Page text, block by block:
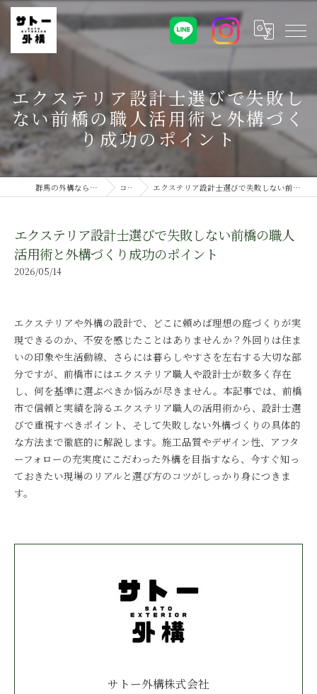
エクステリア設計士選びで失敗し
ない前橋の職人活用術と外構づく
り成功のポイント
群馬の外構ならサトー外構株式会社 コラム エクステリア設計士選びで失敗しない前橋の職人活用術と外構づくり成功のポイント
エクステリア設計士選びで失敗しない前橋の職人
活用術と外構づくり成功のポイント
2026/05/14
エクステリアや外構の設計で、どこに頼めば理想の庭づくりが実
現できるのか、不安を感じたことはありませんか？外回りは住ま
いの印象や生活動線、さらには暮らしやすさを左右する大切な部
分ですが、前橋市にはエクステリア職人や設計士が数多く存在
し、何を基準に選ぶべきか悩みが尽きません。本記事では、前橋
市で信頼と実績を誇るエクステリア職人の活用術から、設計士選
びで重視すべきポイント、そして失敗しない外構づくりの具体的
な方法まで徹底的に解説します。施工品質やデザイン性、アフタ
ーフォローの充実度にこだわった外構を目指すなら、今すぐ知っ
ておきたい現場のリアルと選び方のコツがしっかり身につきま
す。
サトー外構株式会社